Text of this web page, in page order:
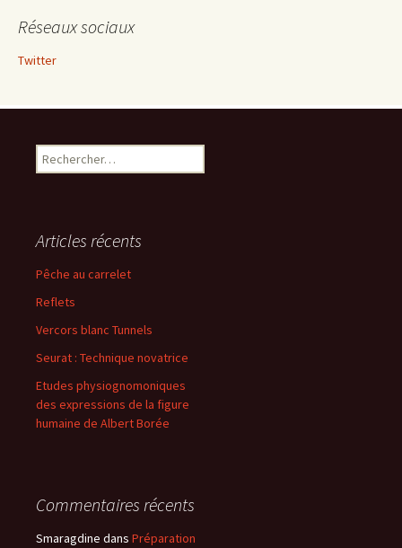
Réseaux sociaux
Twitter
Rechercher :
Articles récents
Pêche au carrelet
Reflets
Vercors blanc Tunnels
Seurat : Technique novatrice
Etudes physiognomoniques
des expressions de la figure
humaine de Albert Borée
Commentaires récents
Smaragdine dans Préparation